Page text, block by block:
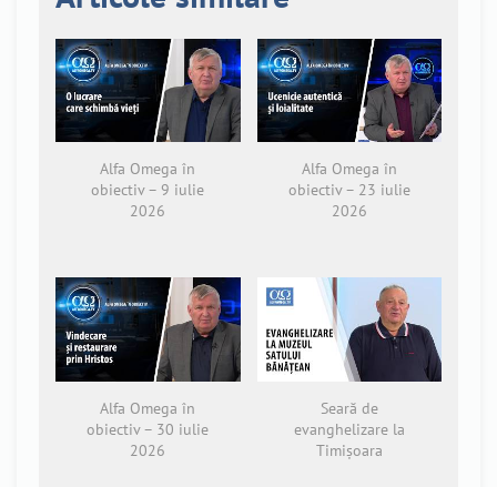
Alfa Omega în
obiectiv – 9 iulie
2026
Alfa Omega în
obiectiv – 23 iulie
2026
Alfa Omega în
obiectiv – 30 iulie
2026
Seară de
evanghelizare la
Timișoara